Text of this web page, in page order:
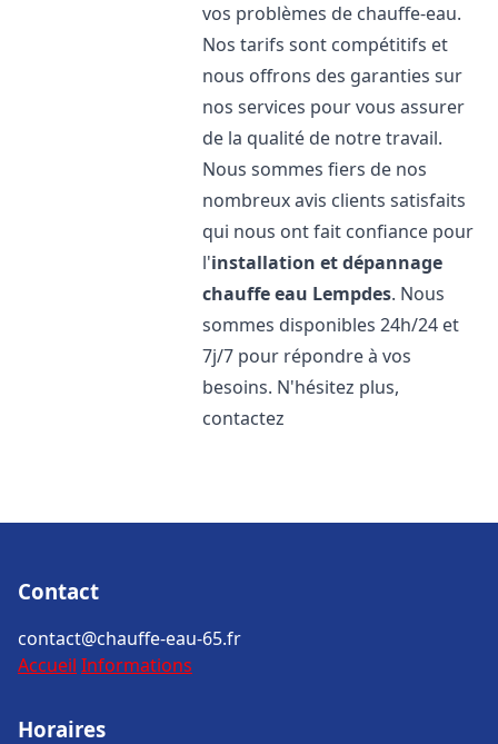
vos problèmes de chauffe-eau.
Nos tarifs sont compétitifs et
nous offrons des garanties sur
nos services pour vous assurer
de la qualité de notre travail.
Nous sommes fiers de nos
nombreux avis clients satisfaits
qui nous ont fait confiance pour
l'installation et dépannage
chauffe eau Lempdes. Nous
sommes disponibles 24h/24 et
7j/7 pour répondre à vos
besoins. N'hésitez plus,
contactez
Contact
contact@chauffe-eau-65.fr
Accueil Informations
Horaires